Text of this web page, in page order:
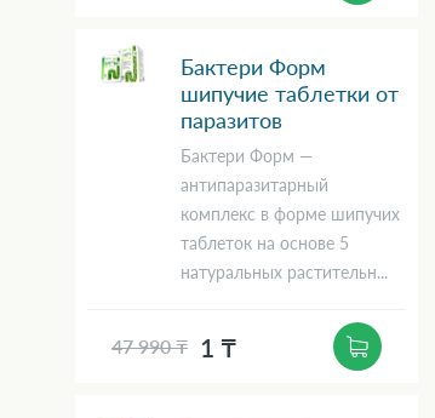
Бактери Форм
шипучие таблетки от
паразитов
Бактери Форм —
антипаразитарный
комплекс в форме шипучих
таблеток на основе 5
натуральных растительн...
47 990 ₸ 1 ₸